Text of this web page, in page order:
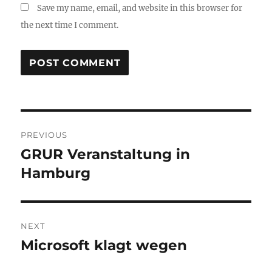
Save my name, email, and website in this browser for
the next time I comment.
navigation
PREVIOUS
Previous
post:
GRUR Veranstaltung in
Hamburg
NEXT
Next
Microsoft klagt wegen